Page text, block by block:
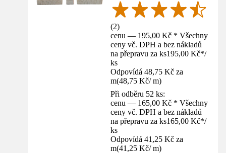
(2)
cenu — 195,00 Kč * Všechny
ceny vč. DPH a bez nákladů
na přepravu za ks195,00 Kč*/
ks
Odpovídá 48,75 Kč za
m(48,75 Kč/ m)
Při odběru 52 ks:
cenu — 165,00 Kč * Všechny
ceny vč. DPH a bez nákladů
na přepravu za ks165,00 Kč*/
ks
Odpovídá 41,25 Kč za
m(41,25 Kč/ m)